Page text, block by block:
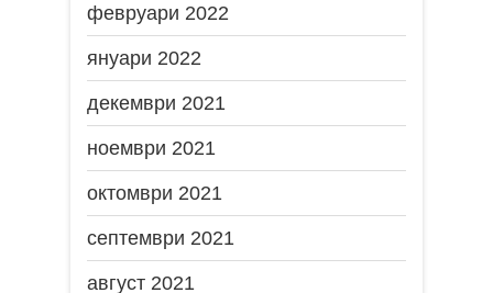
февруари 2022
януари 2022
декември 2021
ноември 2021
октомври 2021
септември 2021
август 2021